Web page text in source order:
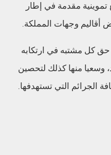
مقدمة في إطار
أقاليم وجهات المملكة.
حق كل مشتبه في ارتكابه
وسعيا منها كذلك لتحصين
الجرائم التي تستهدفها.